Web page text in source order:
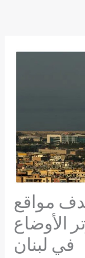
مواقع
الأوضاع
في لبنان